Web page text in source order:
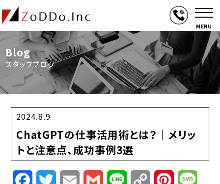
MENU
Blog
スタッフブログ
2024.8.9
ChatGPTの仕事活用術とは？｜メリッ
トと注意点、成功事例3選
FacebookTwitterEmail Gmail Line
Copy
Pinterest